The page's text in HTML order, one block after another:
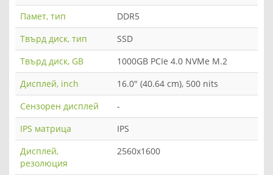
Памет, тип
DDR5
Твърд диск, тип
SSD
Твърд диск, GB
1000GB PCIe 4.0 NVMe M.2
Дисплей, inch
16.0" (40.64 cm), 500 nits
Сензорен дисплей
-
IPS матрица
IPS
Дисплей,
резолюция
2560x1600